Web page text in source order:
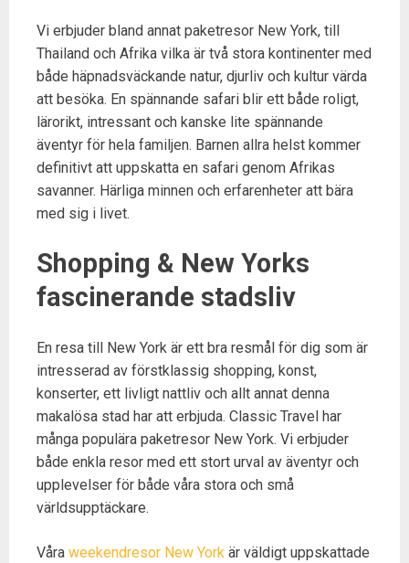
Vi erbjuder bland annat paketresor New York, till
Thailand och Afrika vilka är två stora kontinenter med
både häpnadsväckande natur, djurliv och kultur värda
att besöka. En spännande safari blir ett både roligt,
lärorikt, intressant och kanske lite spännande
äventyr för hela familjen. Barnen allra helst kommer
definitivt att uppskatta en safari genom Afrikas
savanner. Härliga minnen och erfarenheter att bära
med sig i livet.
Shopping & New Yorks
fascinerande stadsliv
En resa till New York är ett bra resmål för dig som är
intresserad av förstklassig shopping, konst,
konserter, ett livligt nattliv och allt annat denna
makalösa stad har att erbjuda. Classic Travel har
många populära paketresor New York. Vi erbjuder
både enkla resor med ett stort urval av äventyr och
upplevelser för både våra stora och små
världsupptäckare.
Våra weekendresor New York är väldigt uppskattade